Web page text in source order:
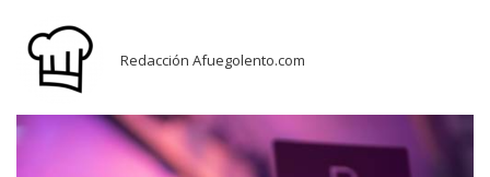
Redacción Afuegolento.com